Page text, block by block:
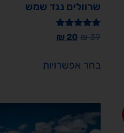
שרוולים נגד שמש
דורג
5.00
₪39
₪ 20
בחר אפשרויות